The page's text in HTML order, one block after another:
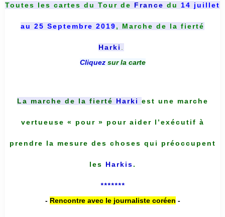
Toutes les cartes du Tour de France du 14 juillet
au 25 Septembre 2019, Marche de la fierté
Harki
Cliquez sur la carte
La marche de la fierté Harki est une marche
vertueuse « pour » pour aider l’exécutif à
prendre la mesure des choses qui préoccupent
les Harkis.
*******
- Rencontre avec le journaliste coréen -